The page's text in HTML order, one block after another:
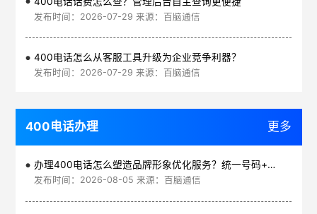
发布时间：2026-07-29 来源：百脑通信
400电话怎么从客服工具升级为企业竞争利器？
发布时间：2026-07-29 来源：百脑通信
400电话办理 更多
办理400电话怎么塑造品牌形象优化服务？统一号码+智能管理平台
发布时间：2026-08-05 来源：百脑通信